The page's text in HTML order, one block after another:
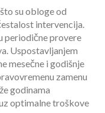
su obloge od
intervencija.
periodične provere
Uspostavljanjem
mesečne i godišnje
zamenu
godinama
optimalne troškove